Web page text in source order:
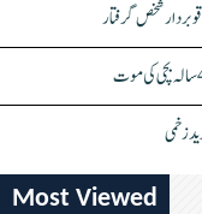
بردار شخص گرفتار
زخمی
Most Viewed